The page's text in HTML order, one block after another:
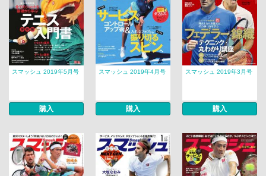
スマッシュ 2019年5月号
購入
スマッシュ 2019年4月号
購入
スマッシュ 2019年3月号
購入